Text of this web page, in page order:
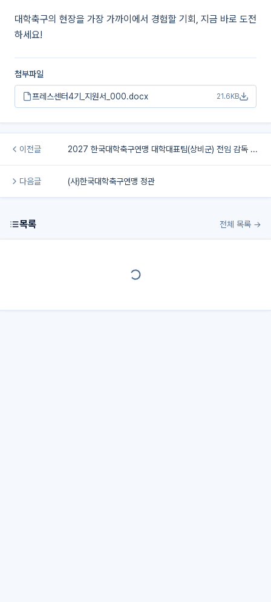
대학축구의 현장을 가장 가까이에서 경험할 기회, 지금 바로 도전
하세요!
첨부파일
프레스센터4기_지원서_000.docx 21.6KB
이전글 2027 한국대학축구연맹 대학대표팀(상비군) 전임 감독 채용 공고
다음글 (사)한국대학축구연맹 정관
목록 전체 목록 →